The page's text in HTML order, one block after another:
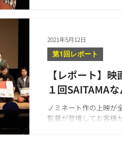
【レポート】
１回SAITAMA
ノミネート作の上映が
監督が登壇してお客様
第1回レポート
2021年5月12日